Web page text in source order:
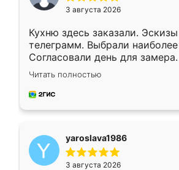
3 августа 2026
Кухню здесь заказали.
телеграмм. Выбрали
Согласовали день для
недели кухня была уже
довольны работой. Спасибо
мебель за качественную
Читать полностью
yaroslava1986
3 августа 2026